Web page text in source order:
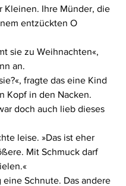
Kleinen. Ihre Münder, die
entzückten O
sie zu Weihnachten«,
an.
fragte das eine Kind
Kopf in den Nacken.
doch auch lieb dieses
leise. »Das ist eher
Mit Schmuck darf
eine Schnute. Das andere